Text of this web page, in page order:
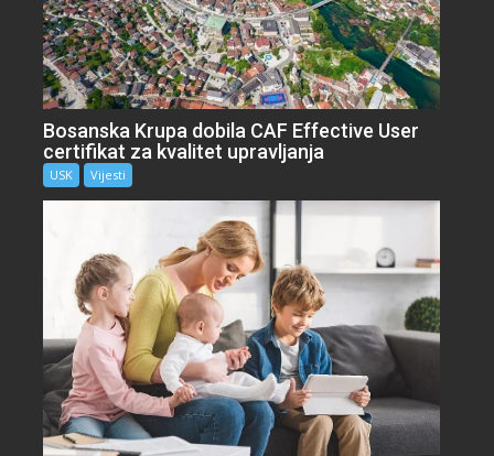
Bosanska Krupa dobila CAF Effective User
certifikat za kvalitet upravljanja
USK Vijesti